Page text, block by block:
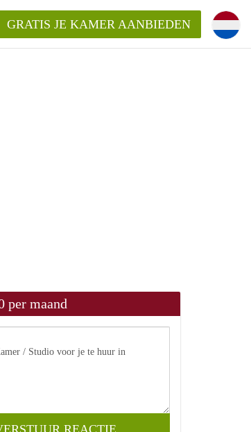
Kamer / Kamers in
GRATIS JE KAMER AANBIEDEN
per maand